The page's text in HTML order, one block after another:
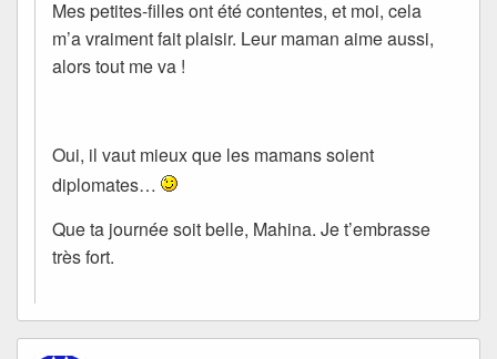
Mes petites-filles ont été contentes, et moi, cela
m’a vraiment fait plaisir. Leur maman aime aussi,
alors tout me va !
Oui, il vaut mieux que les mamans soient
diplomates…
Que ta journée soit belle, Mahina. Je t’embrasse
très fort.